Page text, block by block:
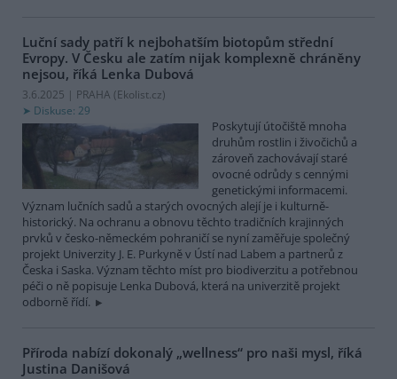
Luční sady patří k nejbohatším biotopům střední
Evropy. V Česku ale zatím nijak komplexně chráněny
nejsou, říká Lenka Dubová
3.6.2025 | PRAHA (Ekolist.cz)
Diskuse: 29
Poskytují útočiště mnoha
druhům rostlin i živočichů a
zároveň zachovávají staré
ovocné odrůdy s cennými
genetickými informacemi.
Význam lučních sadů a starých ovocných alejí je i kulturně-
historický. Na ochranu a obnovu těchto tradičních krajinných
prvků v česko-německém pohraničí se nyní zaměřuje společný
projekt Univerzity J. E. Purkyně v Ústí nad Labem a partnerů z
Česka i Saska. Význam těchto míst pro biodiverzitu a potřebnou
péči o ně popisuje Lenka Dubová, která na univerzitě projekt
odborně řídí.
Příroda nabízí dokonalý „wellness“ pro naši mysl, říká
Justina Danišová